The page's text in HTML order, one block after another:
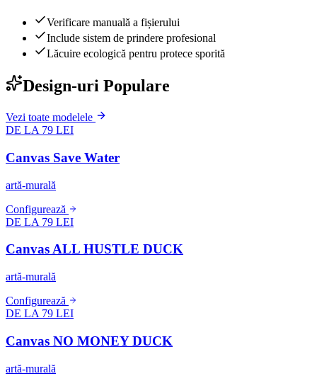
Verificare manuală a fișierului
Include sistem de prindere profesional
Lăcuire ecologică pentru protece sporită
Design-uri Populare
Vezi toate modelele
DE LA 79 LEI
Canvas Save Water
artă-murală
Configurează
DE LA 79 LEI
Canvas ALL HUSTLE DUCK
artă-murală
Configurează
DE LA 79 LEI
Canvas NO MONEY DUCK
artă-murală